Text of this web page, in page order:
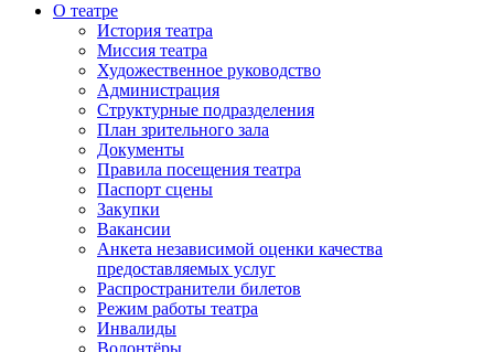
О театре
История театра
Миссия театра
Художественное руководство
Администрация
Структурные подразделения
План зрительного зала
Документы
Правила посещения театра
Паспорт сцены
Закупки
Вакансии
Анкета независимой оценки качества
предоставляемых услуг
Распространители билетов
Режим работы театра
Инвалиды
Волонтёры